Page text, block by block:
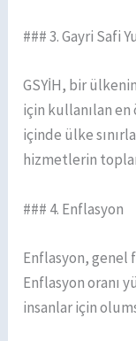
### 3. Gayri Safi
GSYİH, bir
için kullanılan
içinde ülke
hizmetlerin
### 4. Enflasyon
Enflasyon, genel
Enflasyon oranı
insanlar için